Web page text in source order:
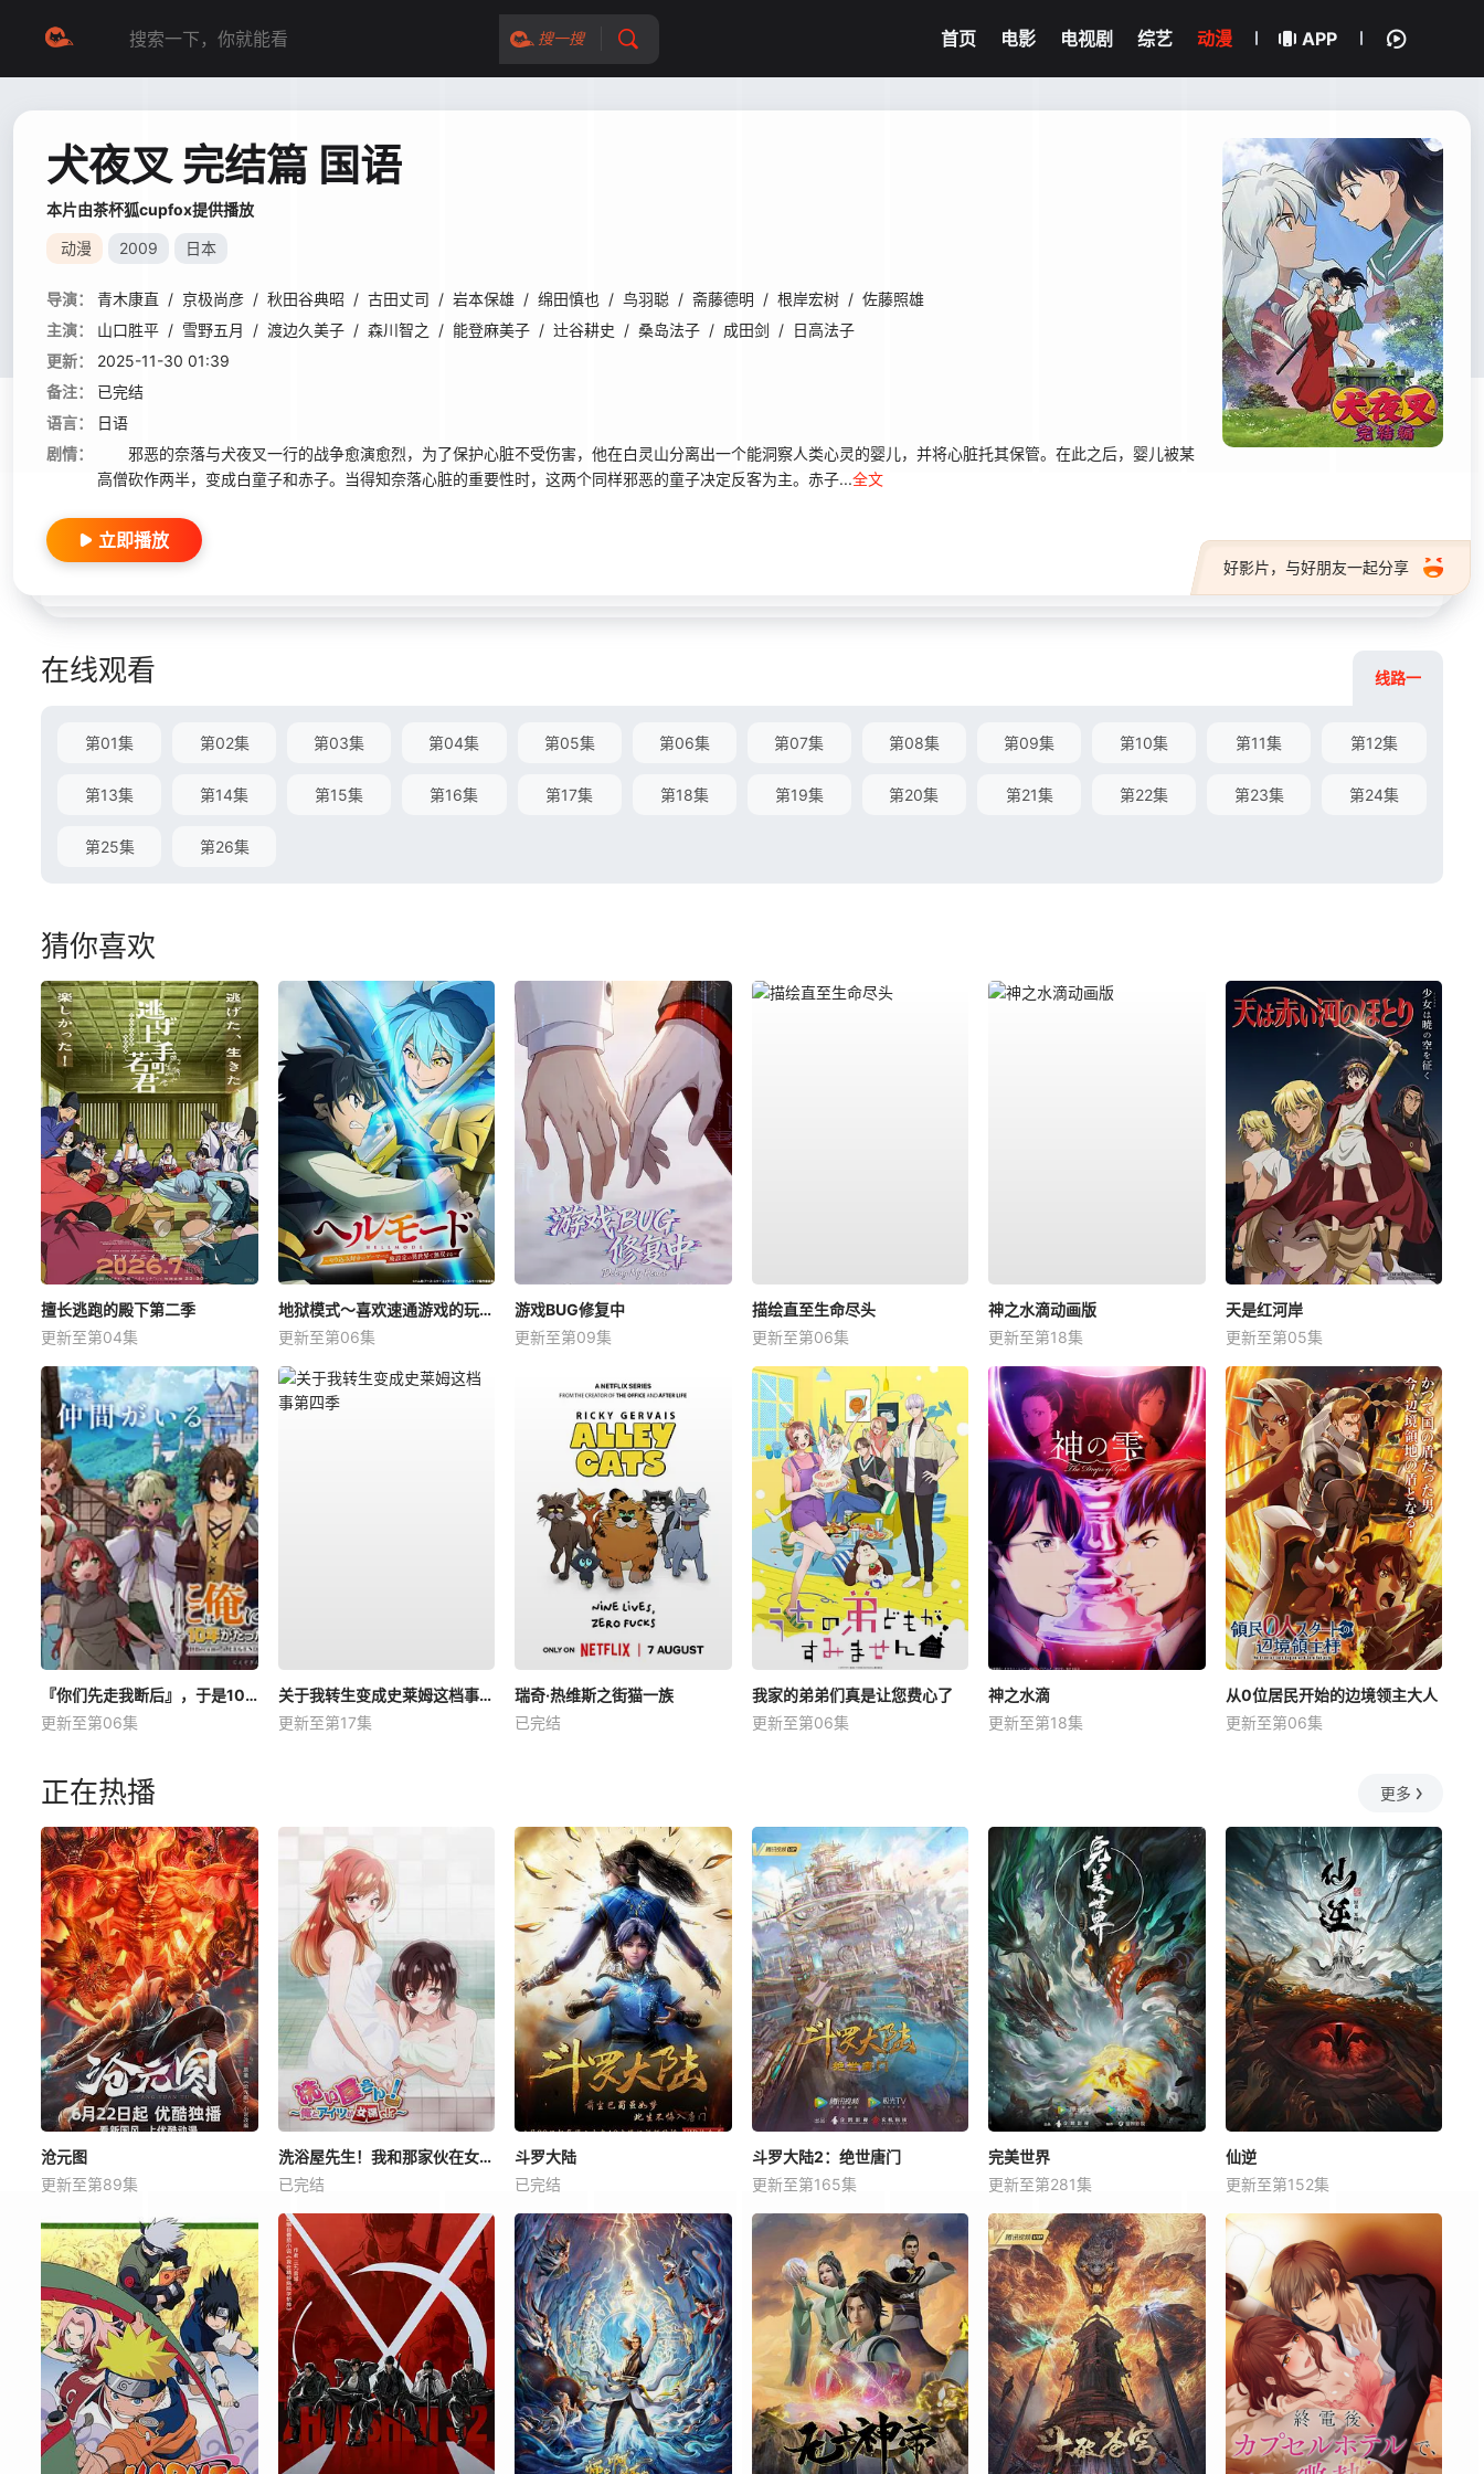
搜一搜 首页 电影 电视剧 综艺 动漫 APP
犬夜叉 完结篇 国语
本片由茶杯狐cupfox提供播放
动漫 2009 日本
导演： 青木康直 / 京极尚彦 / 秋田谷典昭 / 古田丈司 / 岩本保雄 / 绵田慎也 / 鸟羽聪 / 斋藤德明 / 根岸宏树 / 佐藤照雄
主演：
山口胜平 / 雪野五月 / 渡边久美子 / 森川智之 / 能登麻美子 / 辻谷耕史 / 桑岛法子 / 成田剑 / 日高法子
更新：
2025-11-30 01:39
备注：
已完结
语言：
日语
剧情：
邪恶的奈落与犬夜叉一行的战争愈演愈烈，为了保护心脏不受伤害，他在白灵山分离出一个能洞察人类心灵的婴儿，并将心脏托其保管。在此之后，婴儿被某
高僧砍作两半，变成白童子和赤子。当得知奈落心脏的重要性时，这两个同样邪恶的童子决定反客为主。赤子...全文
好影片，与好朋友一起分享
立即播放
在线观看 线路一
第01集 第02集 第03集 第04集 第05集 第06集 第07集 第08集 第09集 第10集 第11集 第12集
第13集 第14集 第15集 第16集 第17集 第18集 第19集 第20集 第21集 第22集 第23集 第24集
第25集 第26集
猜你喜欢
擅长逃跑的殿下第二季
更新至第04集
地狱模式～喜欢速通游戏的玩家在废设定异世界无双～第2季
更新至第06集
游戏BUG修复中
更新至第09集
描绘直至生命尽头
更新至第06集
神之水滴动画版
更新至第18集
天是红河岸
更新至第05集
『你们先走我断后』，于是10年后我成为了传说
更新至第06集
关于我转生变成史莱姆这档事第四季
更新至第17集
瑞奇·热维斯之街猫一族
已完结
我家的弟弟们真是让您费心了
更新至第06集
神之水滴
更新至第18集
从0位居民开始的边境领主大人
更新至第06集
正在热播 更多
沧元图
更新至第89集
洗浴屋先生！我和那家伙在女浴池！？
已完结
斗罗大陆
已完结
斗罗大陆2：绝世唐门
更新至第165集
完美世界
更新至第281集
仙逆
更新至第152集